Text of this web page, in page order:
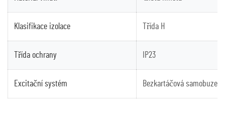
Klasifikace izolace Třída H
Třída ochrany IP23
Excitační systém Bezkartáčová samobuzená